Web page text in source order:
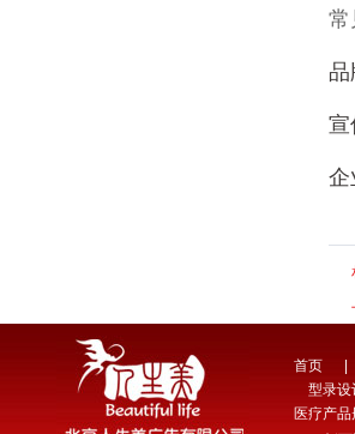
常
宣
企
首页
型录设
医疗产